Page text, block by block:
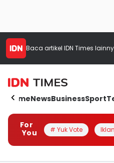
Baca artikel IDN Times
HomeNewsBusinessSport
For
You
# Yuk Vote